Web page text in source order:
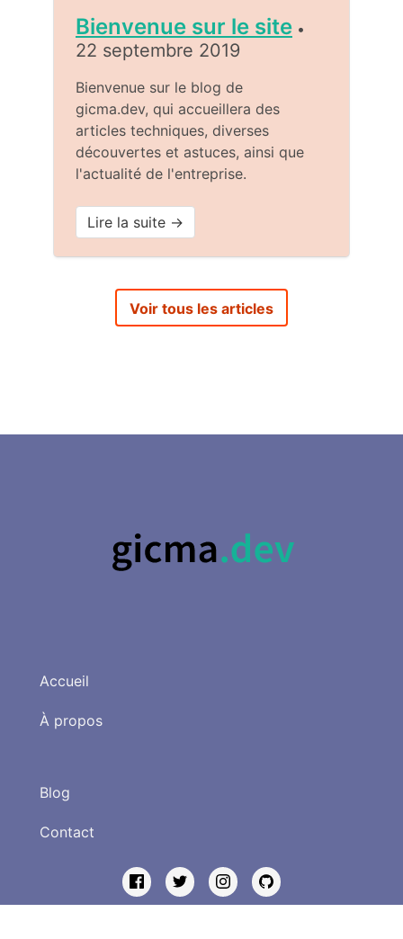
Bienvenue sur le site •
22 septembre 2019
Bienvenue sur le blog de
gicma.dev, qui accueillera des
articles techniques, diverses
découvertes et astuces, ainsi que
l'actualité de l'entreprise.
Lire la suite →
Voir tous les articles
Accueil
À propos
Blog
Contact